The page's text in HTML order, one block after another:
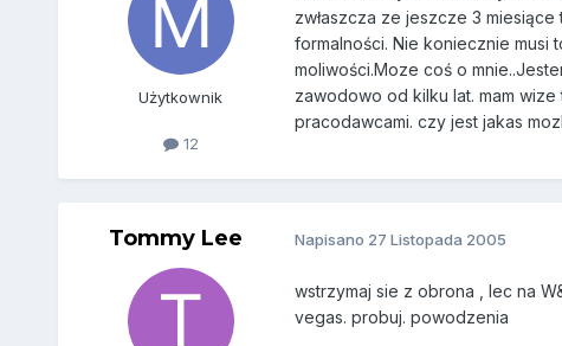
Użytkownik
12
zwłaszcza ze jeszcze 3
formalności. Nie koniecznie musi
moliwości.Moze coś o
zawodowo od kilku lat. mam
pracodawcami. czy jest jakas
Tommy Lee Napisano 27 Listopada 2005
wstrzymaj sie z obrona , lec na
vegas. probuj. powodzenia